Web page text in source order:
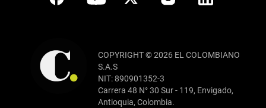
COPYRIGHT © 2026 EL COLOMBIANO
S.A.S
NIT: 890901352-3
Carrera 48 N° 30 Sur - 119, Envigado,
Antioquia, Colombia.